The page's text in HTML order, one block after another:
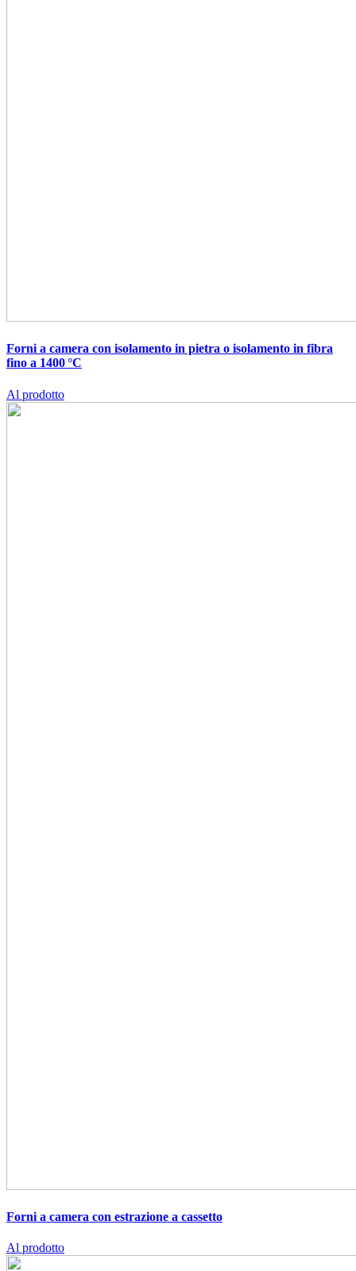
Forni a camera con isolamento in pietra o isolamento in fibra
fino a 1400 °C
Al prodotto
Forni a camera con estrazione a cassetto
Al prodotto